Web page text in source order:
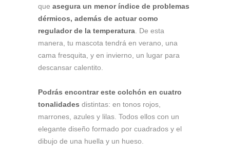
que asegura un menor índice de problemas
dérmicos, además de actuar como
regulador de la temperatura . De esta
manera, tu mascota tendrá en verano, una
cama fresquita, y en invierno, un lugar para
descansar calentito.
Podrás encontrar este colchón en cuatro
tonalidades distintas: en tonos rojos,
marrones, azules y lilas. Todos ellos con un
elegante diseño formado por cuadrados y el
dibujo de una huella y un hueso.